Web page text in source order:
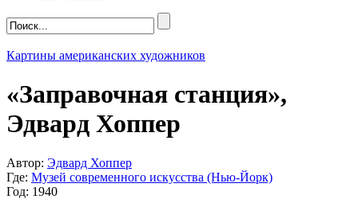
Картины американских художников
«Заправочная станция»,
Эдвард Хоппер
Автор: Эдвард Хоппер
Где: Музей современного искусства (Нью-Йорк)
Год: 1940